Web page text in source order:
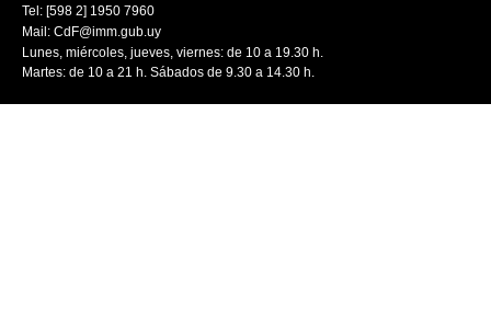
Tel: [598 2] 1950 7960
Mail: CdF@imm.gub.uy
Lunes, miércoles, jueves, viernes: de 10 a 19.30 h.
Martes: de 10 a 21 h. Sábados de 9.30 a 14.30 h.